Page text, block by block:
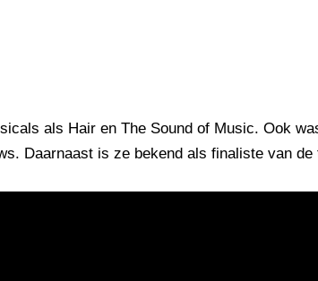
als Hair en The Sound of Music. Ook
Daarnaast is ze bekend als finaliste van